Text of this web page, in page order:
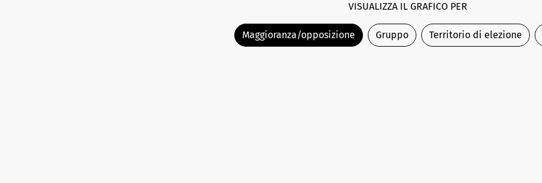
VISUALIZZA IL GRAFICO PER
Maggioranza/opposizione Gruppo Territorio di elezione